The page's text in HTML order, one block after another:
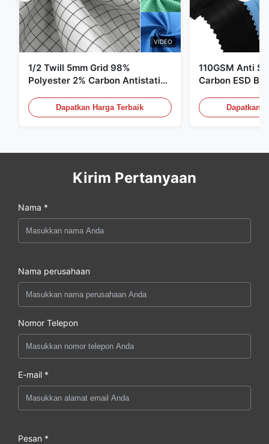
VIDEO
1/2 Twill 5mm Grid 98%
Polyester 2% Carbon Antistatic
Dapatkan Harga Terbaik
110GSM Anti
Carbon ESD
Dapatkan
Kirim Pertanyaan
Nama *
Nama perusahaan
Nomor Telepon
E-mail *
Pesan *